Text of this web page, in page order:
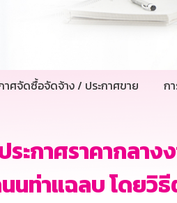
าศจัดซื้อจัดจ้าง / ประกาศขาย ก
ระกาศราคากลา
นท่าแฉลบ โดยวิธี